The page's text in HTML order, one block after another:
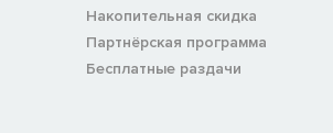
Накопительная скидка
Партнёрская программа
Бесплатные раздачи